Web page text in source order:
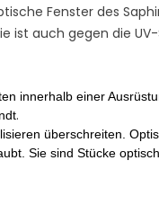
Fenster des
ist auch gegen die
innerhalb einer
.
überschreiten
Sie sind Stücke